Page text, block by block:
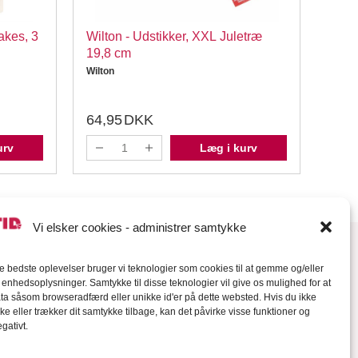
Vi elsker cookies - administrer samtykke
bedste oplevelser bruger vi teknologier som cookies til at gemme og/eller
Samtykke til disse teknologier vil give os mulighed for at
såsom browseradfærd eller unikke id'er på dette websted. Hvis du ikke
eller trækker dit samtykke tilbage, kan det påvirke visse funktioner og
3
Wilton - Udstikker, XXL Juletræ
19,8 cm
Wilton
64,95DKK
Læg i kurv